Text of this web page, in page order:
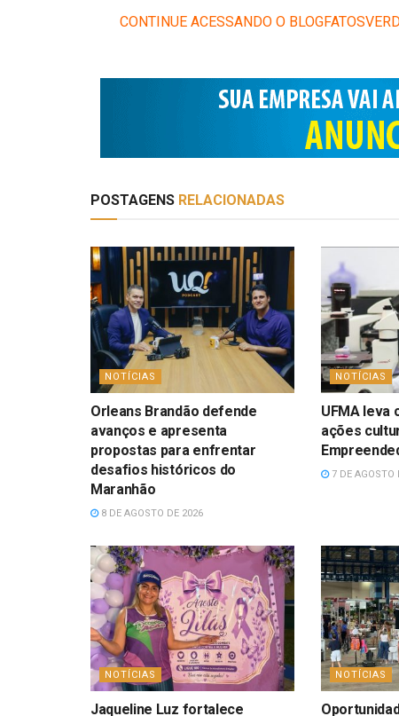
CONTINUE ACESSANDO O
POSTAGENS RELACIONADAS
NOTÍCIAS
Orleans Brandão defende
avanços e apresenta
propostas para enfrentar
desafios históricos do
Maranhão
8 DE AGOSTO DE 2026
NOTÍCIAS
UFMA leva
ações
7 DE AGOSTO
NOTÍCIAS
Jaqueline Luz fortalece
NOTÍCIAS